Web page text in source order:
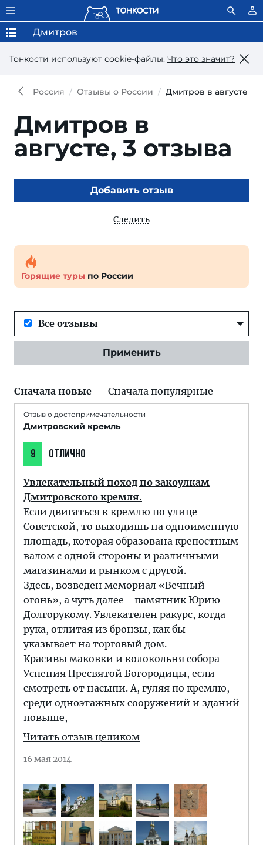
Тонкости используют сookie-файлы. Что это значит?
Дмитров
Россия Отзывы о России Дмитров в августе
Дмитров в
августе, 3 отзыва
Добавить отзыв
Следить
Горящие туры по России
Все отзывы
Применить
Сначала новые Сначала популярные
Отзыв о достопримечательности
Дмитровский кремль
9 ОТЛИЧНО
Увлекательный поход по закоулкам
Дмитровского кремля.
Если двигаться к кремлю по улице
Советской, то выходишь на одноименную
площадь, которая образована крепостным
валом с одной стороны и различными
магазинами и рынком с другой.
Здесь, возведен мемориал «Вечный
огонь», а чуть далее - памятник Юрию
Долгорукому. Увлекателен ракурс, когда
рука, отлитая из бронзы, как бы
указывает на торговый дом.
Красивы маковки и колокольня собора
Успения Пресвятой Богородицы, если
смотреть от насыпи. А, гуляя по кремлю,
среди одноэтажных сооружений и зданий
повыше,
Читать отзыв целиком
16 мая 2014